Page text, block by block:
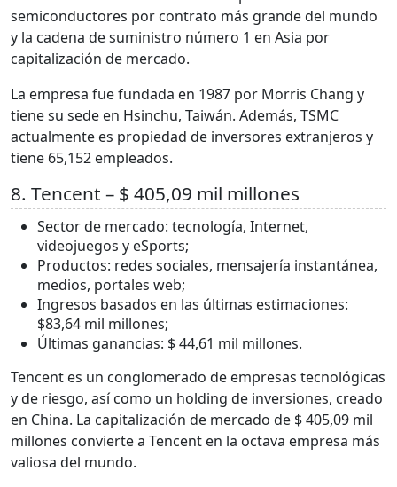
semiconductores por contrato más grande del mundo
y la cadena de suministro número 1 en Asia por
capitalización de mercado.
La empresa fue fundada en 1987 por Morris Chang y
tiene su sede en Hsinchu, Taiwán. Además, TSMC
actualmente es propiedad de inversores extranjeros y
tiene 65,152 empleados.
8. Tencent – $ 405,09 mil millones
Sector de mercado: tecnología, Internet,
videojuegos y eSports;
Productos: redes sociales, mensajería instantánea,
medios, portales web;
Ingresos basados en las últimas estimaciones:
$83,64 mil millones;
Últimas ganancias: $ 44,61 mil millones.
Tencent es un conglomerado de empresas tecnológicas
y de riesgo, así como un holding de inversiones, creado
en China. La capitalización de mercado de $ 405,09 mil
millones convierte a Tencent en la octava empresa más
valiosa del mundo.